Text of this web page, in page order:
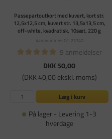
Passepartoutkort med kuvert, kort str.
12,5x12,5 cm, kuvert str. 13,5x13,5 cm,
off-white, kvadratisk, 10sæt, 220 g
Varenummer: CC-23740
9 anmeldelser
DKK 50,00
(DKK 40,00 ekskl. moms)
Læg i kurv
På lager - Levering 1-3
hverdage